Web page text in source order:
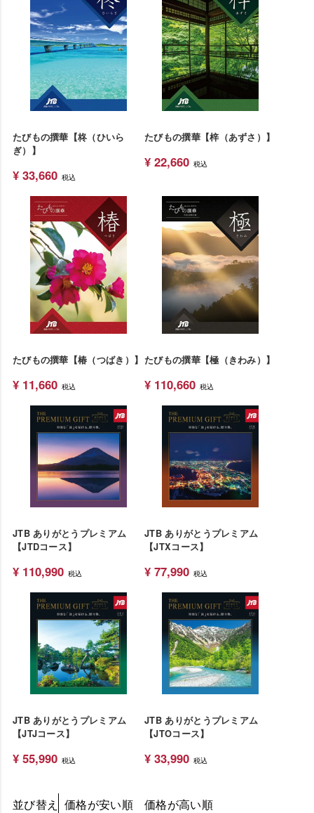
たびもの撰華【柊（ひいら
ぎ）】
¥ 33,660 税込
たびもの撰華【梓（あずさ）】
¥ 22,660 税込
たびもの撰華【椿（つばき）】
¥ 11,660 税込
たびもの撰華【極（きわみ）】
¥ 110,660 税込
JTB ありがとうプレミアム
【JTDコース】
¥ 110,990 税込
JTB ありがとうプレミアム
【JTXコース】
¥ 77,990 税込
JTB ありがとうプレミアム
【JTJコース】
¥ 55,990 税込
JTB ありがとうプレミアム
【JTOコース】
¥ 33,990 税込
並び替え 価格が安い順 価格が高い順